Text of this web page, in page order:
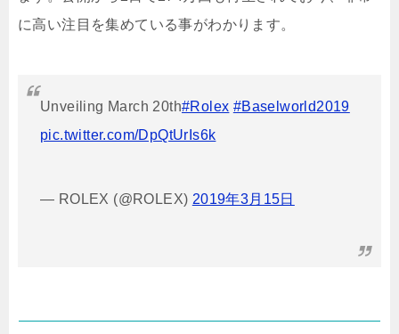
に高い注目を集めている事がわかります。
Unveiling March 20th#Rolex #Baselworld2019
pic.twitter.com/DpQtUrIs6k
— ROLEX (@ROLEX) 2019年3月15日